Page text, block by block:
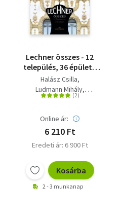
Lechner összes - 12
település, 36 épület -
második kiadás
Halász Csilla
Ludmann Mihály
Viczián Zsófia
Online ár:
6 210 Ft
Eredeti ár: 6 900 Ft
Kosárba
2 - 3 munkanap